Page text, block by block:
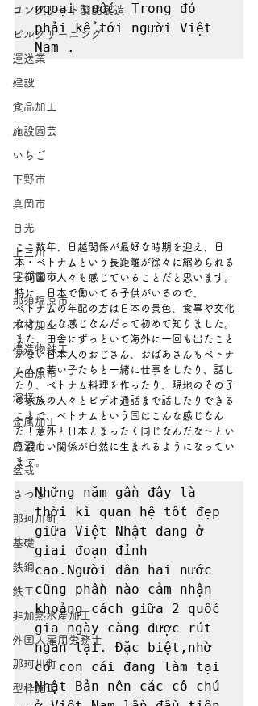
コンクリート製品製造
ビルクリーニング
運送業
建設
食品加工
施設園芸
いちご
下野市
真岡市
日光
上三川
宇都宮市
那須塩原市
木材加工
構造物鉄工
大田原市
溶接
金属加工
鹿沼市
盆栽
さつき
那珂川町
基礎
鉄鋼
鉄工
非加熱水産加工
外国人雇用労務士
那珂川町
型枠施工
ngoại quốc. Trong đó
phải kể tới người Việt
Nam .
ここ数年、日越関係が最好な時期を迎え、日
本・ベトナムという長距離が徐々に縮められる
と両国の人々も感じていることだと思います。
特に、日本で働いてる子供がいるので、
べトナムの年配の方は日本の景色、食事や文化
などこんな感じなんだって初めて知りました。
また、田舎にずっといて海外に一回も出たこと
がない日本人のおじさん、おばあさんもベトナ
ム人の若い子たちと一緒に仕事をしたり、話し
たり、ベトナム料理を作ったり、現地のその子
の家族の人々とビデオ通話まで話したりできる
ことで、ベトナムという国はこんな感じなん
だ！意外と日本とまったく同じなんだな～とい
う親しい関係が自然に生まれるようになってい
ます。
Những năm gần đây là
thời kì quan hệ tốt đẹp
giữa Việt Nhật đang ở
giai đoạn đỉnh
cao.Người dân hai nước
cũng phần nào cảm nhận
khoảng cách giữa 2 quốc
gia ngày càng được rút
ngắn lại. Đặc biệt,nhờ
có con cái đang làm tại
Nhật Bản nên các cô chú